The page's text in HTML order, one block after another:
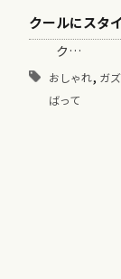
クールにスタ
ク…
おしゃれ, ガ
ばって